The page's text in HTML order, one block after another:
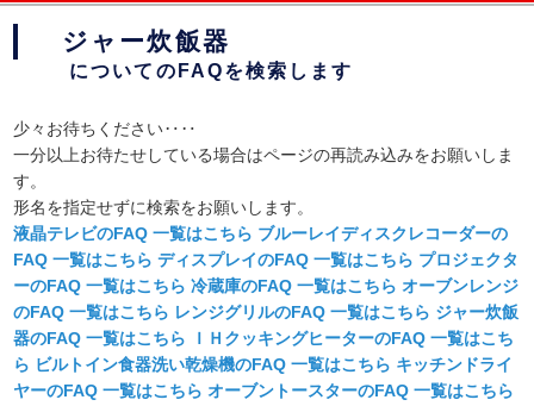
このページの本文へ
ジャー炊飯器
についてのFAQを検索します
少々お待ちください‥‥
一分以上お待たせしている場合はページの再読み込みをお願いしま
す。
形名を指定せずに検索をお願いします。
液晶テレビのFAQ 一覧はこちら ブルーレイディスクレコーダーの
FAQ 一覧はこちら ディスプレイのFAQ 一覧はこちら プロジェクタ
ーのFAQ 一覧はこちら 冷蔵庫のFAQ 一覧はこちら オーブンレンジ
のFAQ 一覧はこちら レンジグリルのFAQ 一覧はこちら ジャー炊飯
器のFAQ 一覧はこちら ＩＨクッキングヒーターのFAQ 一覧はこち
ら ビルトイン食器洗い乾燥機のFAQ 一覧はこちら キッチンドライ
ヤーのFAQ 一覧はこちら オーブントースターのFAQ 一覧はこちら